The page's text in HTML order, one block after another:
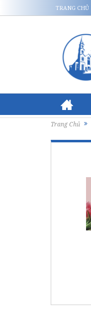
TRANG CHỦ
Trang Chủ